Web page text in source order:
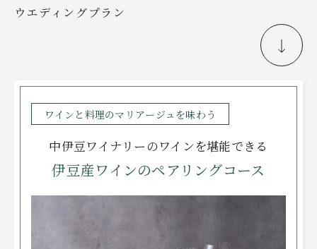
LOCATION
BRIDAL FAIR相談会
ウエディングプラン
REPORT カップルレポート
挙式の流れ
ウエディングプラン
ワインと料理のマリアージュを味わう
中伊豆ワイナリーのワインを堪能できる
伊豆産ワインのペアリングコース